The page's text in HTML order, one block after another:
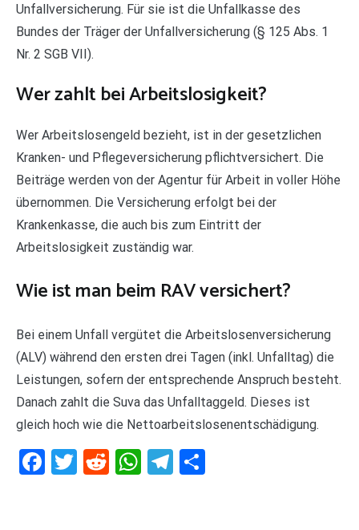
Unfallversicherung. Für sie ist die Unfallkasse des
Bundes der Träger der Unfallversicherung (§ 125 Abs. 1
Nr. 2 SGB VII).
Wer zahlt bei Arbeitslosigkeit?
Wer Arbeitslosengeld bezieht, ist in der gesetzlichen
Kranken- und Pflegeversicherung pflichtversichert. Die
Beiträge werden von der Agentur für Arbeit in voller Höhe
übernommen. Die Versicherung erfolgt bei der
Krankenkasse, die auch bis zum Eintritt der
Arbeitslosigkeit zuständig war.
Wie ist man beim RAV versichert?
Bei einem Unfall vergütet die Arbeitslosenversicherung
(ALV) während den ersten drei Tagen (inkl. Unfalltag) die
Leistungen, sofern der entsprechende Anspruch besteht.
Danach zahlt die Suva das Unfalltaggeld. Dieses ist
gleich hoch wie die Nettoarbeitslosenentschädigung.
Facebook
Twitter
RedditWhatsApp
Telegram